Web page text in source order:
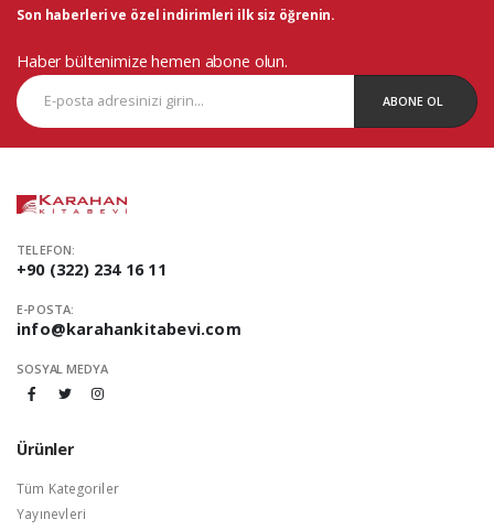
Son haberleri ve özel indirimleri ilk siz öğrenin.
Haber bültenimize hemen abone olun.
ABONE OL
TELEFON:
+90 (322) 234 16 11
E-POSTA:
info@karahankitabevi.com
SOSYAL MEDYA
Ürünler
Tüm Kategoriler
Yayınevleri